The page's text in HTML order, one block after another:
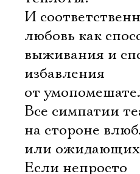
И
любовь как
выживания и
избавления
от
Все симпатии
на стороне
или
Если непросто